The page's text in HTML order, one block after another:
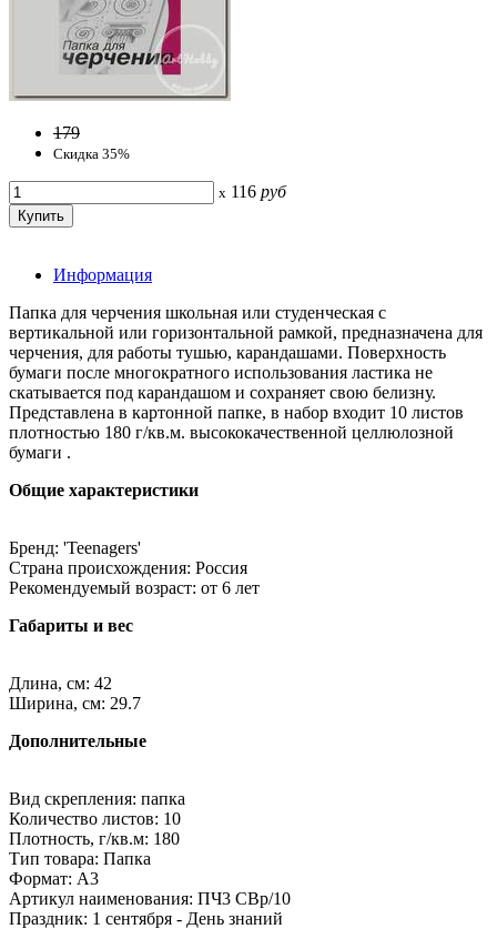
179
Скидка 35%
x 116 руб
Информация
Папка для черчения школьная или студенческая с
вертикальной или горизонтальной рамкой, предназначена для
черчения, для работы тушью, карандашами. Поверхность
бумаги после многократного использования ластика не
скатывается под карандашом и сохраняет свою белизну.
Представлена в картонной папке, в набор входит 10 листов
плотностью 180 г/кв.м. высококачественной целлюлозной
бумаги .
Общие характеристики
Бренд: 'Teenagers'
Страна происхождения: Россия
Рекомендуемый возраст: от 6 лет
Габариты и вес
Длина, см: 42
Ширина, см: 29.7
Дополнительные
Вид скрепления: папка
Количество листов: 10
Плотность, г/кв.м: 180
Тип товара: Папка
Формат: A3
Артикул наименования: ПЧ3 СВр/10
Праздник: 1 сентября - День знаний